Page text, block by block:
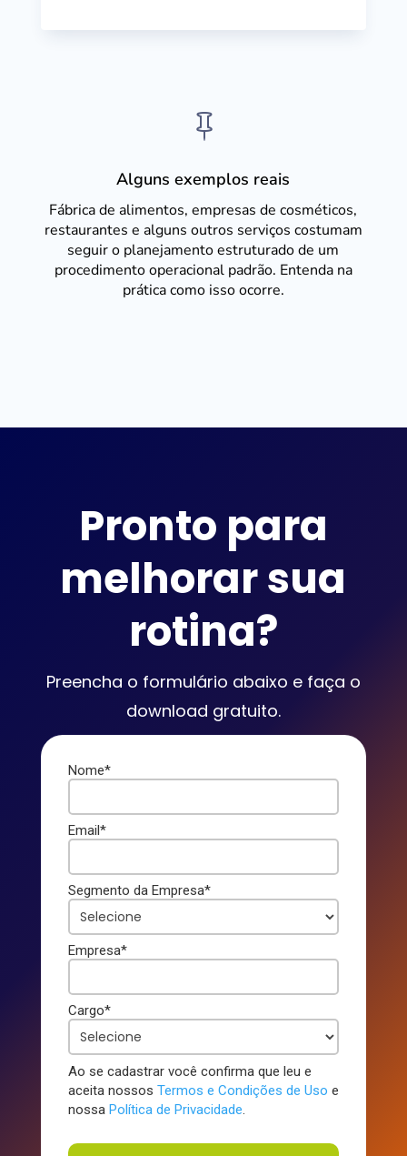

Alguns exemplos reais
Fábrica de alimentos, empresas de cosméticos,
restaurantes e alguns outros serviços costumam
seguir o planejamento estruturado de um
procedimento operacional padrão. Entenda na
prática como isso ocorre.
Pronto para
melhorar sua
rotina?
Preencha o formulário abaixo e faça o
download gratuito.
Nome*
Email*
Segmento da Empresa*
Empresa*
Cargo*
Ao se cadastrar você confirma que leu e
aceita nossos Termos e Condições de Uso e
nossa Política de Privacidade.